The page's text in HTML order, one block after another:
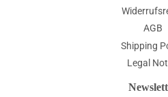
AGB
Shipping
Legal